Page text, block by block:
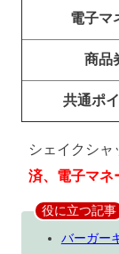
電子マ
商品
共通ポ
シェイクシャ
済、電子マネ
役に立つ記事
バーガー